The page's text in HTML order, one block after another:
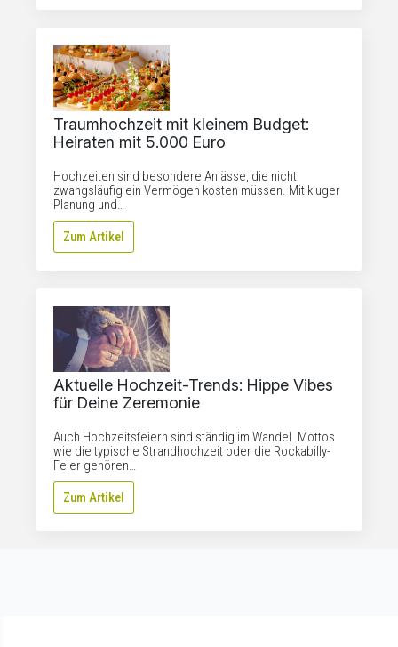
Traumhochzeit mit kleinem Budget:
Heiraten mit 5.000 Euro
Hochzeiten sind besondere Anlässe, die nicht
zwangsläufig ein Vermögen kosten müssen. Mit kluger
Planung und…
Zum Artikel
Aktuelle Hochzeit-Trends: Hippe Vibes
für Deine Zeremonie
Auch Hochzeitsfeiern sind ständig im Wandel. Mottos
wie die typische Strandhochzeit oder die Rockabilly-
Feier gehören…
Zum Artikel